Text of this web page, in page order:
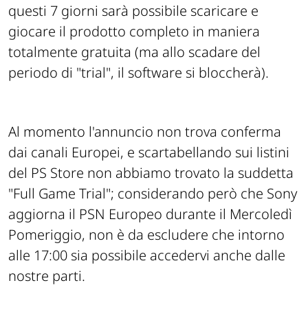
questi 7 giorni sarà possibile scaricare e
giocare il prodotto completo in maniera
totalmente gratuita (ma allo scadare del
periodo di "trial", il software si bloccherà).
Al momento l'annuncio non trova conferma
dai canali Europei, e scartabellando sui listini
del PS Store non abbiamo trovato la suddetta
"Full Game Trial"; considerando però che Sony
aggiorna il PSN Europeo durante il Mercoledì
Pomeriggio, non è da escludere che intorno
alle 17:00 sia possibile accedervi anche dalle
nostre parti.